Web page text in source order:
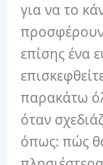
για να το
προσφέρουν
επίσης ένα
παρακάτω
όταν
όπως: πώς